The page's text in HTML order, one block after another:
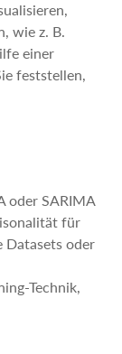
wie z. B.
einer
feststellen,
oder SARIMA
für
Datasets oder
Technik,